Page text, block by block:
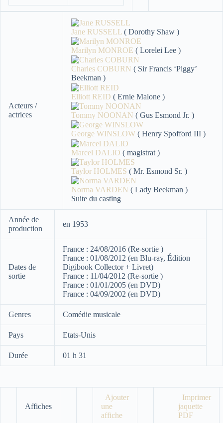
Acteurs /
actrices
Jane RUSSELL ( Dorothy Shaw )
Marilyn MONROE ( Lorelei Lee )
Charles COBURN ( Sir Francis ‘Piggy’
Beekman )
Elliott REID ( Ernie Malone )
Tommy NOONAN ( Gus Esmond Jr. )
George WINSLOW ( Henry Spofford III )
Marcel DALIO ( magistrat )
Taylor HOLMES ( Mr. Esmond Sr. )
Norma VARDEN ( Lady Beekman )
Suite du casting
Année de
production
en 1953
Dates de
sortie
France : 24/08/2016 (Re-sortie )
France : 01/08/2012 (en Blu-ray, Édition
Digibook Collector + Livret)
France : 11/04/2012 (Re-sortie )
France : 01/01/2005 (en DVD)
France : 04/09/2002 (en DVD)
Genres Comédie musicale
Pays Etats-Unis
Durée 01 h 31
Affiches
Ajouter
une
affiche
Imprimer
jaquette
PDF